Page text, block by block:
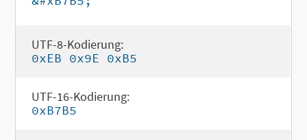
UTF-8-Kodierung:
0xEB 0x9E 0xB5
UTF-16-Kodierung:
0xB7B5